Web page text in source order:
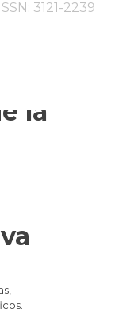
ISSN: 3121-2239
la